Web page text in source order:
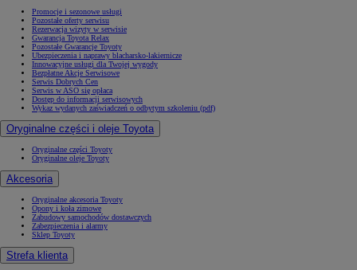
Promocje i sezonowe usługi
Pozostałe oferty serwisu
Rezerwacja wizyty w serwisie
Gwarancja Toyota Relax
Pozostałe Gwarancje Toyoty
Ubezpieczenia i naprawy blacharsko-lakiernicze
Innowacyjne usługi dla Twojej wygody
Bezpłatne Akcje Serwisowe
Serwis Dobrych Cen
Serwis w ASO się opłaca
Dostęp do informacji serwisowych
Wykaz wydanych zaświadczeń o odbytym szkoleniu (pdf)
Oryginalne części i oleje Toyota
Oryginalne części Toyoty
Oryginalne oleje Toyoty
Akcesoria
Oryginalne akcesoria Toyoty
Opony i koła zimowe
Zabudowy samochodów dostawczych
Zabezpieczenia i alarmy
Sklep Toyoty
Strefa klienta